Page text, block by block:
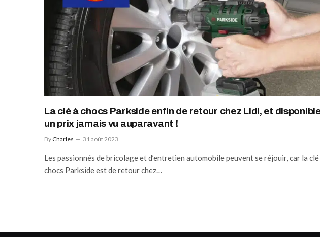
La clé à chocs Parkside enfin de retour chez Lidl, et
un prix jamais vu auparavant !
By Charles 31 août 2023
Les passionnés de bricolage et d’entretien automobile peuvent se réjouir, car la clé
chocs Parkside est de retour chez…